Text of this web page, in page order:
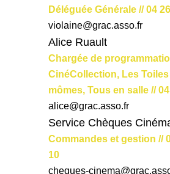
Déléguée Générale // 04
violaine@grac.asso.fr
Alice Ruault
Chargée de
CinéCollection, Les
mômes, Tous en salle //
alice@grac.asso.fr
Service Chèques
Commandes et gestion //
10
cheques-